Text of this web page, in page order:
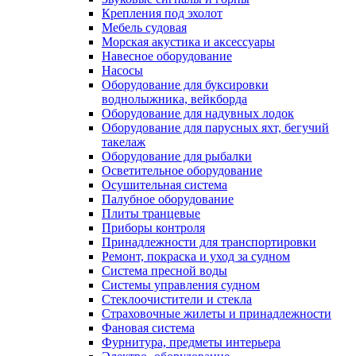
Крепления под эхолот
Мебель судовая
Морская акустика и аксессуары
Навесное оборудование
Насосы
Оборудование для буксировки
воднолыжника, вейкборда
Оборудование для надувных лодок
Оборудование для парусных яхт, бегучий
такелаж
Оборудование для рыбалки
Осветительное оборудование
Осушительная система
Палубное оборудование
Плиты транцевые
Приборы контроля
Принадлежности для транспортировки
Ремонт, покраска и уход за судном
Система пресной воды
Системы управления судном
Стеклоочистители и стекла
Страховочные жилеты и принадлежности
Фановая система
Фурнитура, предметы интерьера